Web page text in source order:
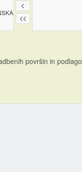
površin in podlago